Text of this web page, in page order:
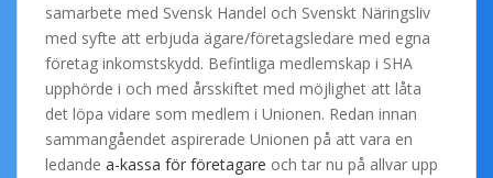
samarbete med Svensk Handel och Svenskt Näringsliv
med syfte att erbjuda ägare/företagsledare med egna
företag inkomstskydd. Befintliga medlemskap i SHA
upphörde i och med årsskiftet med möjlighet att låta
det löpa vidare som medlem i Unionen. Redan innan
sammangåendet aspirerade Unionen på att vara en
ledande a-kassa för företagare och tar nu på allvar upp